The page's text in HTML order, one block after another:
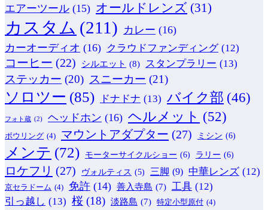
エアーツール (15) オールドレンズ (31)
カスタム (211) カレー (16)
カーオーディオ (16) クラウドファンディング (12)
コーヒー (22) シルエット (8) スタンプラリー (13)
ステッカー (20) スニーカー (21)
ソロツー (85) ドナドナ (13) バイク部 (46)
フォト蔵 (2) ヘッドホン (16) ヘルメット (52)
ボウリング (4) マウントアダプター (27) ミシン (6)
メンテ (72) モーターサイクルショー (6) ラリー (6)
ロケフリ (27) ヴォルティス (5) 三脚 (9) 中華レンズ (12)
京セラドーム (4) 免許 (14) 善入寺島 (7) 工具 (12)
引っ越し (13) 桜 (18) 淡路島 (7) 特定小型原付 (4)